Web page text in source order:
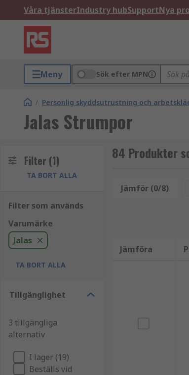
Våra tjänsterIndustry hubSupportNya
Meny Sök efter MPN
/ Personlig skyddsutrustning och
Jalas Strumpor
Filter (1)
TA BORT ALLA
Filter som används
Varumärke
Jalas
TA BORT ALLA
Tillgänglighet
3 tillgängliga
alternativ
I lager (19)
Beställs vid
84 Produkter
Jämför (0/8)
Jämföra